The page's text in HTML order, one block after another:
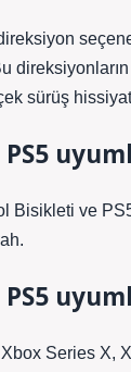
sürüş
Bisikleti ve
Series X,